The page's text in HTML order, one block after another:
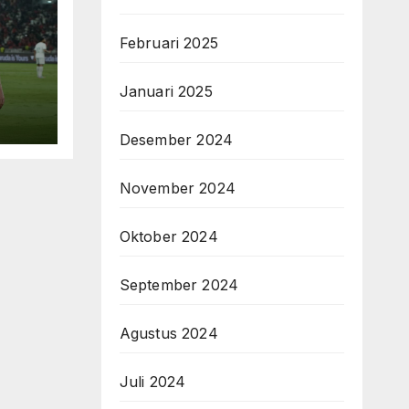
Februari 2025
Januari 2025
Desember 2024
November 2024
Oktober 2024
September 2024
Agustus 2024
Juli 2024